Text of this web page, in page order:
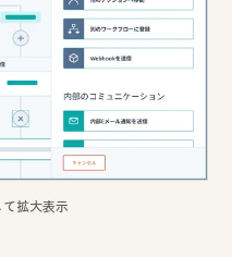
拡大表示